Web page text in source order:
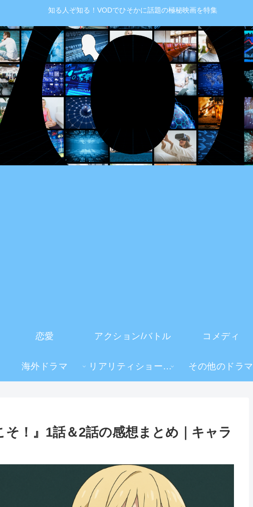
知る人ぞ知る！VODでひそかに話題の極秘映画を特集
恋愛 アクション/バトル コメディ
海外ドラマ リアリティショー・TV番組 その他のドラマ
！』1話＆2話の感想まとめ｜キャラ